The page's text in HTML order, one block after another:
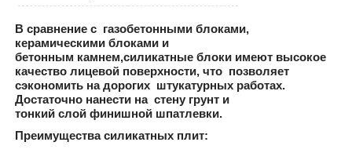
В сравнение с газобетонными блоками,
керамическими блоками и
бетонным камнем,силикатные блоки имеют высокое
качество лицевой поверхности, что позволяет
сэкономить на дорогих штукатурных работах.
Достаточно нанести на стену грунт и
тонкий слой финишной шпатлевки.
Преимущества силикатных плит: